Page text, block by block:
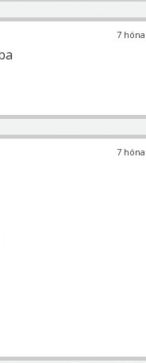
7
7